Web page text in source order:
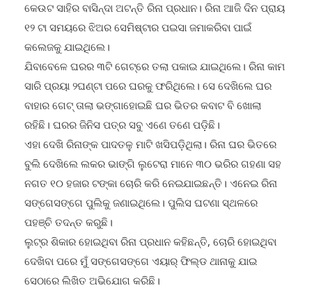
କେଉଟ ସାହିର ବାସିନ୍ଦା ଅଟନ୍ତି ରିନା ପ୍ରଧାନ। ରିନା ଆଜି ଦିନ ପ୍ରାୟ
୧୨ ଟା ସମୟରେ ଝିଅର ସେମିଷ୍ଟାର ପଇସା ଜମାକରିବା ପାଇଁ
କଲେଜକୁ ଯାଇଥିଲେ।
ଯିବାବେଳେ ଘରର ୩ଟି ଗେଟ୍ରେ ତଲା ପକାଇ ଯାଇଥିଲେ। ରିନା କାମ
ସାରି ପ୍ରୟା ୨ଘଣ୍ଟା ପରେ ଘରକୁ ଫରିଥିଲେ। ସେ ଦେଖିଲେ ଘର
ବାହାର ଗେଟ୍ ତାଲା ଭଙ୍ଗାହୋଇଛି ଘର ଭିତର କବାଟ ବି ଖୋଲା
ରହିଛି। ଘରର ଜିନିସ ପତ୍ର ସବୁ ଏଣେ ତଣେ ପଡ଼ିଛି।
ଏହା ଦେଖି ରିନାଙ୍କ ପାଦତଳୁ ମାଟି ଖସିପଡ଼ିଥିଲା। ରିନା ଘର ଭିତରେ
ବୁଲି ଦେଖିଲେ ଲକର ଭାଙ୍ଗି ଲୁଟେରା ମାନେ ୩୦ ଭରିର ଗହଣା ସହ
ନଗତ ୧୦ ହଜାର ଟଙ୍କା ଚୋରି କରି ନେଇଯାଇଛନ୍ତି। ଏନେଇ ରିନା
ସଙ୍ଗେସଙ୍ଗେ ପୁଲିକୁ ଜଣାଇଥିଲେ। ପୁଲିସ ଘଟଣା ସ୍ଥଳରେ
ପହଞ୍ଚି ତଦନ୍ତ କରୁଛି।
ଲୁଟ୍ର ଶିକାର ହୋଇଥିବା ରିନା ପ୍ରଧାନ କହିଛନ୍ତି, ଚୋରି ହୋଇଥିବା
ଦେଖିବା ପରେ ମୁଁ ସଙ୍ଗେସଙ୍ଗେ ଏୟାର୍ ଫିଲ୍ଡ ଥାନାକୁ ଯାଇ
ସେଠାରେ ଲିଖିତ ଅଭିଯୋଗ କରିଛି।